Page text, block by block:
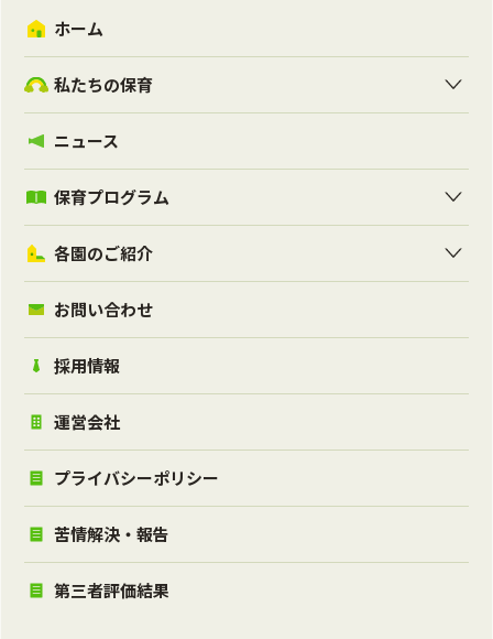
ホーム
私たちの保育
ニュース
保育プログラム
各園のご紹介
お問い合わせ
採用情報
運営会社
プライバシーポリシー
苦情解決・報告
第三者評価結果